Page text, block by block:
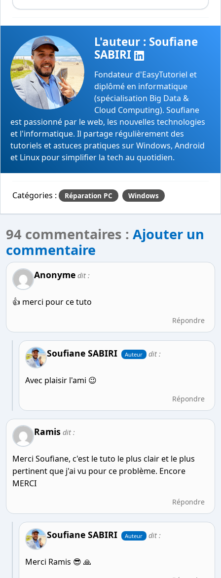
L'auteur : Soufiane
SABIRI
Fondateur d'EasyTutoriel et
diplômé en informatique
(spécialisation Big Data &
Cloud Computing). Soufiane
est passionné par le web, les nouvelles technologies
et l'informatique. Il partage régulièrement des
tutoriels et astuces pratiques sur Windows, Android
et Linux pour simplifier la tech au quotidien.
Catégories : Réparation PC Windows
94 commentaires : Ajouter un
commentaire
Anonyme dit :
👍 merci pour ce tuto
Répondre
Soufiane SABIRI Auteur dit :
Avec plaisir l'ami 😉
Répondre
Ramis dit :
Merci Soufiane, c'est le tuto le plus clair et le plus
pertinent que j'ai vu pour ce problème. Encore
MERCI
Répondre
Soufiane SABIRI Auteur dit :
Merci Ramis 😎 🙏